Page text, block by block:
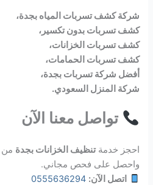
شركة كشف تسربات المياه بجدة،
كشف تسربات بدون تكسير،
كشف تسربات الخزانات،
كشف تسربات الحمامات،
أفضل شركة تسربات بجدة،
شركة المنزل السعودي.
تواصل معنا الآن
احجز خدمةتنظيف الخزانات بجدة من
واحصل على فحص مجاني.
اتصل الآن: 0555636294